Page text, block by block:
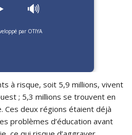
🔊
par OTIYA
à risque, soit 5,9 millions, vivent
; 5,3 millions se trouvent en
Ces deux régions étaient déjà
problèmes d’éducation avant